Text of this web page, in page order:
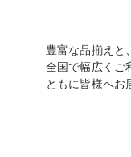
豊富な品揃えと
全国で幅広くご
ともに皆様へお